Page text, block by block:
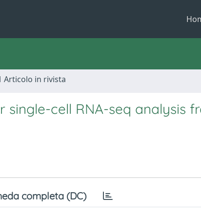
Articolo in rivista
cell RNA-seq analysis
completa (DC)